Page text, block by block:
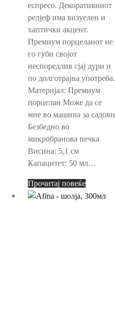
еспресо. Декоративниот
релјеф има визуелен и
хаптички акцент.
Премиум порцеланот не
го губи својот
неспоредлив сјај дури и
по долготрајна употреба.
Материјал: Премиум
порцелан Може да се
мие во машина за садови
Безбедно во
микробранова печка
Висина: 5,1 см
Капацитет: 50 мл…
Прочитај повеќе